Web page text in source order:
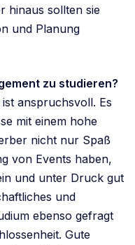
hinaus sollten sie
und Planung
zu studieren?
anspruchsvoll. Es
mit einem hohe
nicht nur Spaß
von Events haben,
und unter Druck gut
und
ebenso gefragt
Gute